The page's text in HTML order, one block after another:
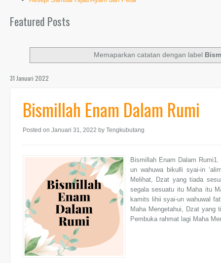
Featured Posts
Memaparkan catatan dengan label
31 Januari 2022
Bismillah Enam Dalam Rumi
Posted on Januari 31, 2022 by Tengkubutang
Bismillah Enam Dalam
un wahuwa bikulli syai-in
Melihat, Dzat yang tiada
segala sesuatu itu Maha itu
kamits lihii syai-un wahuwal
Maha Mengetahui, Dzat yang
Pembuka rahmat lagi Maha